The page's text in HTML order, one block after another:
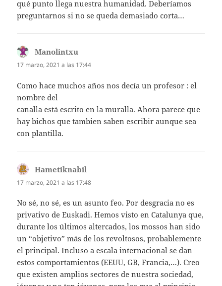
qué punto llega nuestra humanidad. Deberíamos
preguntarnos si no se queda demasiado corta…
Manolintxu
17 marzo, 2021 a las 17:44
Como hace muchos años nos decía un profesor : el
nombre del
canalla está escrito en la muralla. Ahora parece que
hay bichos que tambien saben escribir aunque sea
con plantilla.
Hametiknabil
17 marzo, 2021 a las 17:48
No sé, no sé, es un asunto feo. Por desgracia no es
privativo de Euskadi. Hemos visto en Catalunya que,
durante los últimos altercados, los mossos han sido
un “objetivo” más de los revoltosos, probablemente
el principal. Incluso a escala internacional se dan
estos comportamientos (EEUU, GB, Francia,…). Creo
que existen amplios sectores de nuestra sociedad,